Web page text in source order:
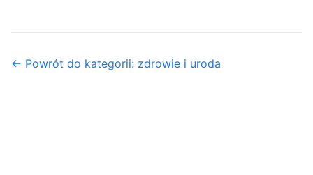
← Powrót do kategorii: zdrowie i uroda